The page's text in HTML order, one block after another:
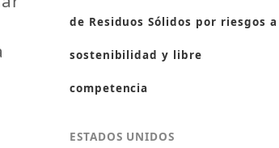
de Residuos Sólidos por riesgos a
sostenibilidad y libre
competencia
ESTADOS UNIDOS